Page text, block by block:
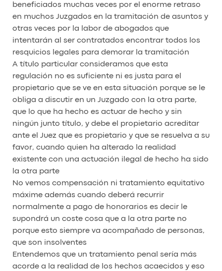
beneficiados muchas veces por el enorme retraso
en muchos Juzgados en la tramitación de asuntos y
otras veces por la labor de abogados que
intentarán al ser contratados encontrar todos los
resquicios legales para demorar la tramitación
A título particular consideramos que esta
regulación no es suficiente ni es justa para el
propietario que se ve en esta situación porque se le
obliga a discutir en un Juzgado con la otra parte,
que lo que ha hecho es actuar de hecho y sin
ningún junto título, y debe el propietario acreditar
ante el Juez que es propietario y que se resuelva a su
favor, cuando quien ha alterado la realidad
existente con una actuación ilegal de hecho ha sido
la otra parte
No vemos compensación ni tratamiento equitativo
máxime además cuando deberá recurrir
normalmente a pago de honorarios es decir le
supondrá un coste cosa que a la otra parte no
porque esto siempre va acompañado de personas,
que son insolventes
Entendemos que un tratamiento penal sería más
acorde a la realidad de los hechos acaecidos y eso